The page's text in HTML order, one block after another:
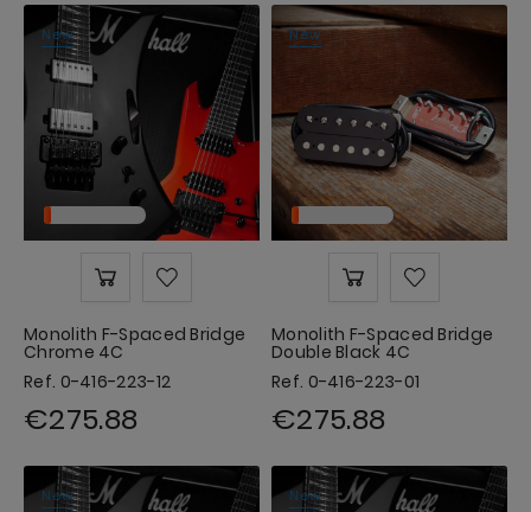
New
Monolith F-Spaced Bridge
Chrome 4C
Ref. 0-416-223-12
€275.88
New
Monolith F-Spaced Bridge
Double Black 4C
Ref. 0-416-223-01
€275.88
New New